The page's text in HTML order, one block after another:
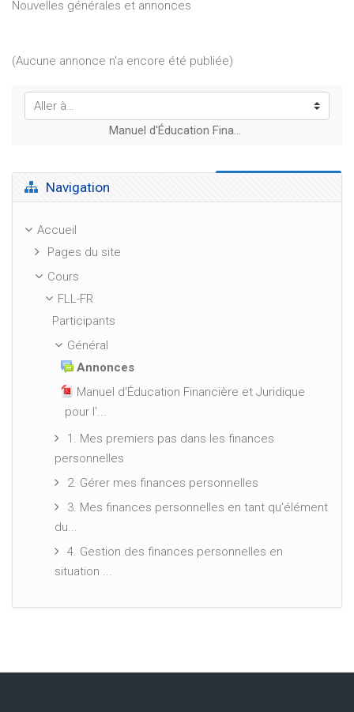
Nouvelles générales et annonces
(Aucune annonce n'a encore été publiée)
Aller à…
Manuel d'Éducation Financière et Juridique pour l'Europe →
Passer Navigation
Navigation
Accueil
Pages du site
Cours
FLL-FR
Participants
Général
Annonces
Manuel d'Éducation Financière et Juridique
pour l'...
1. Mes premiers pas dans les finances
personnelles
2. Gérer mes finances personnelles
3. Mes finances personnelles en tant qu'élément
du...
4. Gestion des finances personnelles en
situation ...